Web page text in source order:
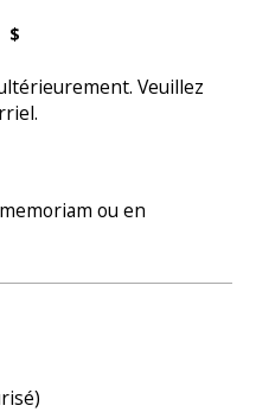
$
Veuillez
ou en